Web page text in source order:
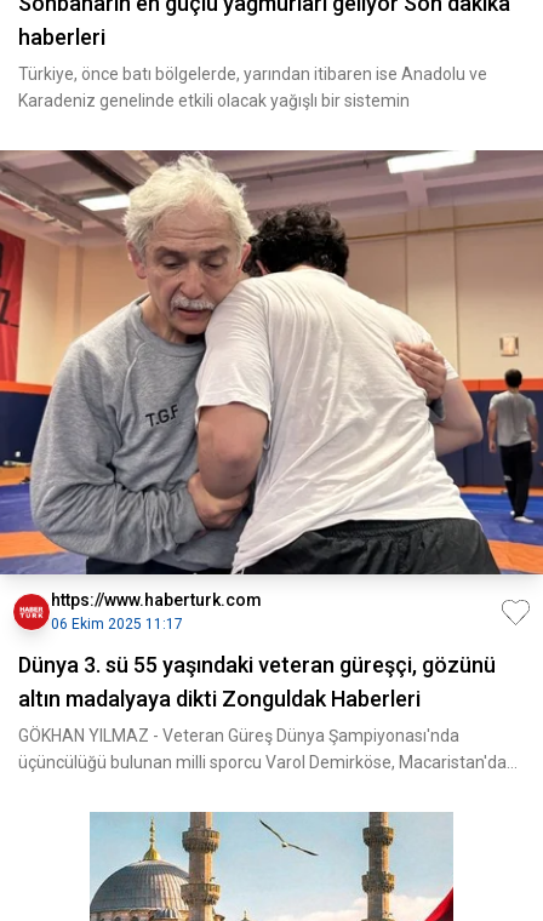
haberleri
Türkiye, önce batı bölgelerde, yarından itibaren ise Anadolu ve
Karadeniz genelinde etkili olacak yağışlı bir sistemin
https://www.haberturk.com
06 Ekim 2025 11:17
Dünya 3. sü 55 yaşındaki veteran güreşçi, gözünü
altın madalyaya dikti Zonguldak Haberleri
GÖKHAN YILMAZ - Veteran Güreş Dünya Şampiyonası'nda
üçüncülüğü bulunan milli sporcu Varol Demirköse, Macaristan'da